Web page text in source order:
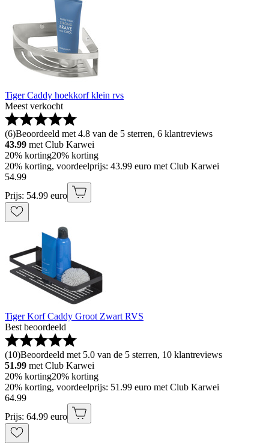
Tiger Caddy hoekkorf klein rvs
Meest verkocht
(6)Beoordeeld met 4.8 van de 5 sterren, 6 klantreviews
43.99 met Club Karwei
20% korting20% korting
20% korting, voordeelprijs: 43.99 euro met Club Karwei
54.99
Prijs: 54.99 euro
Tiger Korf Caddy Groot Zwart RVS
Best beoordeeld
(10)Beoordeeld met 5.0 van de 5 sterren, 10 klantreviews
51.99 met Club Karwei
20% korting20% korting
20% korting, voordeelprijs: 51.99 euro met Club Karwei
64.99
Prijs: 64.99 euro